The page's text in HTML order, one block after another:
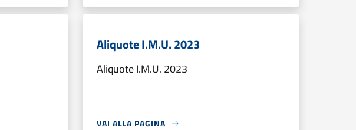
Aliquote I.M.U. 2023
Aliquote I.M.U. 2023
VAI ALLA PAGINA